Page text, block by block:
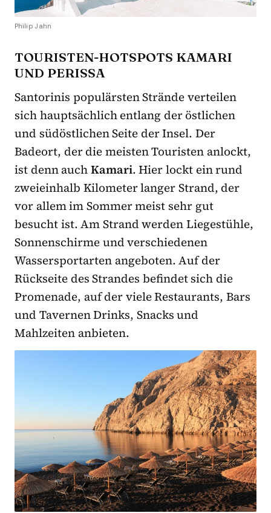
Philip Jahn
TOURISTEN-HOTSPOTS KAMARI
UND PERISSA
Santorinis populärsten Strände verteilen
sich hauptsächlich entlang der östlichen
und südöstlichen Seite der Insel. Der
Badeort, der die meisten Touristen anlockt,
ist denn auchKamari. Hier lockt ein rund
zweieinhalb Kilometer langer Strand, der
vor allem im Sommer meist sehr gut
besucht ist. Am Strand werden Liegestühle,
Sonnenschirme und verschiedenen
Wassersportarten angeboten. Auf der
Rückseite des Strandes befindet sich die
Promenade, auf der viele Restaurants, Bars
und Tavernen Drinks, Snacks und
Mahlzeiten anbieten.